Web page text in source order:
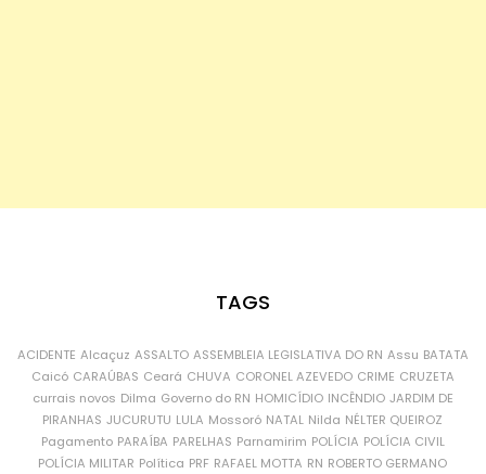
TAGS
ACIDENTE Alcaçuz ASSALTO ASSEMBLEIA LEGISLATIVA DO RN Assu BATATA
Caicó CARAÚBAS Ceará CHUVA CORONEL AZEVEDO CRIME CRUZETA
currais novos Dilma Governo do RN HOMICÍDIO INCÊNDIO JARDIM DE
PIRANHAS JUCURUTU LULA Mossoró NATAL Nilda NÉLTER QUEIROZ
Pagamento PARAÍBA PARELHAS Parnamirim POLÍCIA POLÍCIA CIVIL
POLÍCIA MILITAR Política PRF RAFAEL MOTTA RN ROBERTO GERMANO